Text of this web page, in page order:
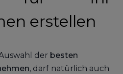
erstellen
der besten
, darf natürlich auch